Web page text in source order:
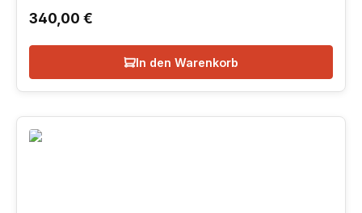
Regulärer Preis:
340,00 €
In den Warenkorb